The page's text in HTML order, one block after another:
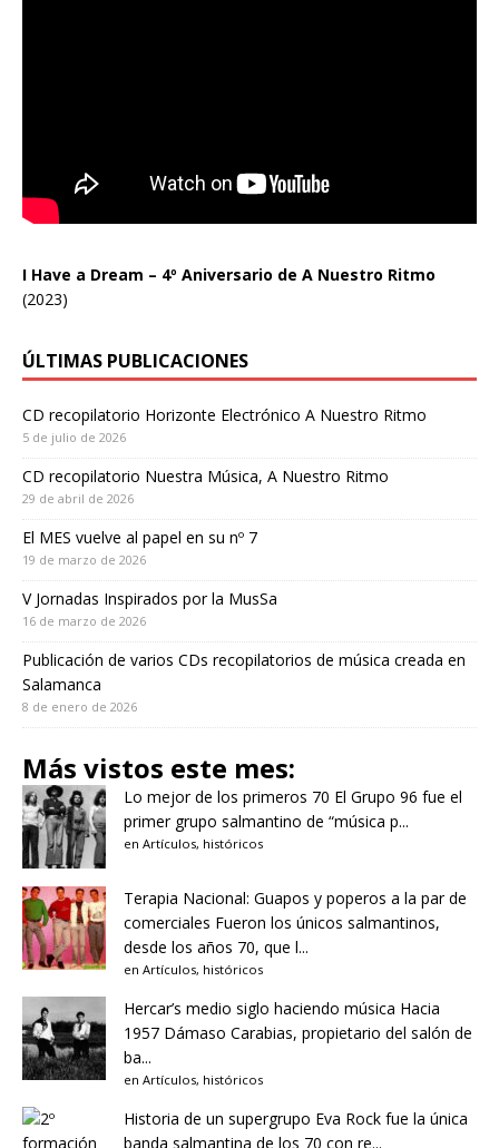
I Have a Dream – 4º Aniversario de A Nuestro Ritmo
(2023)
ÚLTIMAS PUBLICACIONES
CD recopilatorio Horizonte Electrónico A Nuestro Ritmo
5 de julio de 2026
CD recopilatorio Nuestra Música, A Nuestro Ritmo
29 de abril de 2026
El MES vuelve al papel en su nº 7
19 de marzo de 2026
V Jornadas Inspirados por la MusSa
16 de marzo de 2026
Publicación de varios CDs recopilatorios de música creada en
Salamanca
8 de enero de 2026
Más vistos este mes:
Lo mejor de los primeros 70 El Grupo 96 fue el
primer grupo salmantino de “música p...
en Artículos, históricos
Terapia Nacional: Guapos y poperos a la par de
comerciales Fueron los únicos salmantinos,
desde los años 70, que l...
en Artículos, históricos
Hercar’s medio siglo haciendo música Hacia
1957 Dámaso Carabias, propietario del salón de
ba...
en Artículos, históricos
Historia de un supergrupo Eva Rock fue la única
banda salmantina de los 70 con re...